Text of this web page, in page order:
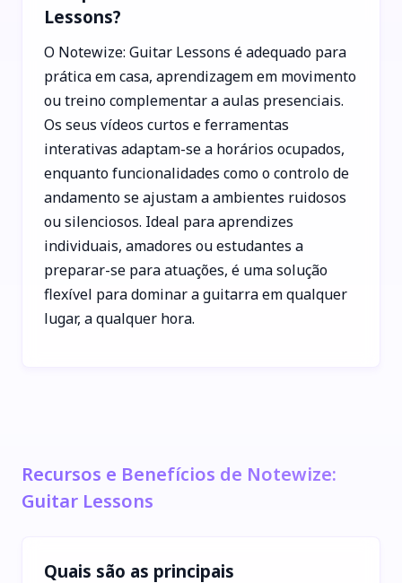
Lessons?
O Notewize: Guitar Lessons é adequado para
prática em casa, aprendizagem em movimento
ou treino complementar a aulas presenciais.
Os seus vídeos curtos e ferramentas
interativas adaptam-se a horários ocupados,
enquanto funcionalidades como o controlo de
andamento se ajustam a ambientes ruidosos
ou silenciosos. Ideal para aprendizes
individuais, amadores ou estudantes a
preparar-se para atuações, é uma solução
flexível para dominar a guitarra em qualquer
lugar, a qualquer hora.
Recursos e Benefícios de Notewize:
Guitar Lessons
Quais são as principais